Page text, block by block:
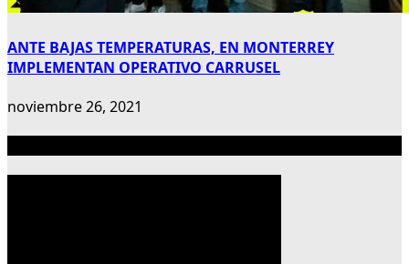
ANTE BAJAS TEMPERATURAS, EN MONTERREY
IMPLEMENTAN OPERATIVO CARRUSEL
noviembre 26, 2021